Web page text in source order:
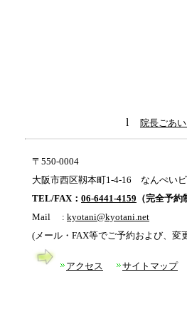
l 院長ごあ
〒550-0004
大阪市西区靱本町1-4-16 なんぺい
TEL/FAX： 06-6441-4159 （完全予約
Mail : kyotani@kyotani.net
(メール・FAX等でご予約および、
アクセス サイトマップ